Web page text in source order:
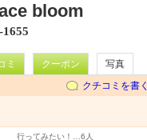
bloom
1655
ミ クーポン
写真
クチコミを書く
行ってみたい！… 6人